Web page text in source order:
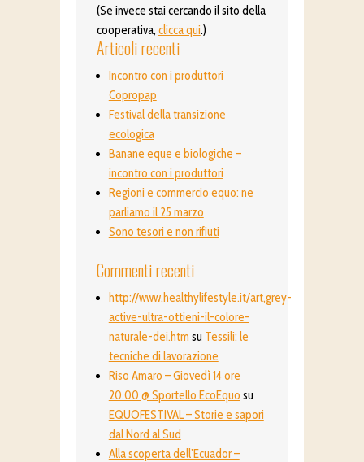
(Se invece stai cercando il sito della
cooperativa, clicca qui.)
Articoli recenti
Incontro con i produttori
Copropap
Festival della transizione
ecologica
Banane eque e biologiche –
incontro con i produttori
Regioni e commercio equo: ne
parliamo il 25 marzo
Sono tesori e non rifiuti
Commenti recenti
http://www.healthylifestyle.it/art,grey-
active-ultra-ottieni-il-colore-
naturale-dei.htm su Tessili: le
tecniche di lavorazione
Riso Amaro – Giovedì 14 ore
20.00 @ Sportello EcoEquo su
EQUOFESTIVAL – Storie e sapori
dal Nord al Sud
Alla scoperta dell’Ecuador –